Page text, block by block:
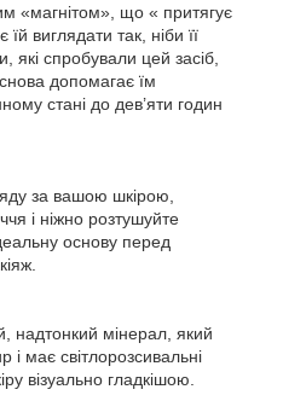
«магнітом», що « притягує
виглядати так, ніби її
які спробували цей засіб,
допомагає їм
стані до дев’яти годин
за вашою шкірою,
і ніжно розтушуйте
основу перед
надтонкий мінерал, який
має світлорозсивальні
візуально гладкішою.